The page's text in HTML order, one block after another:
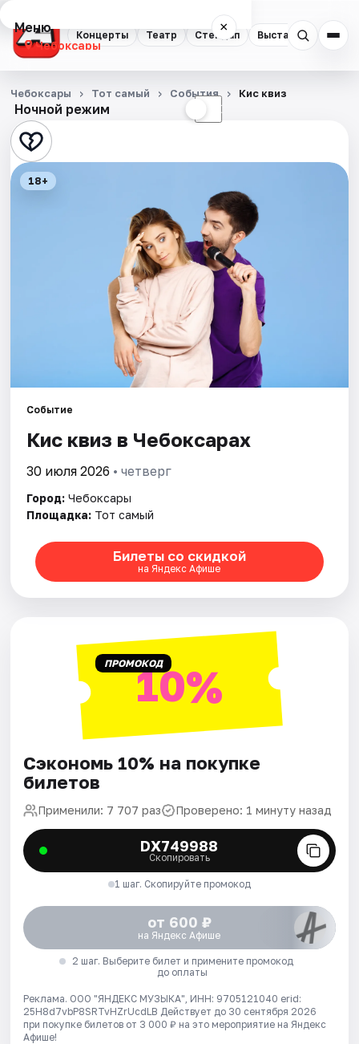
Концерты Театр Стендап Выставки
Меню ×
Чебоксары
Концерты
Театр
Стендап
Рейтинги
Ночной режим ☾
Чебоксары Тот самый События Кис квиз
18+
Событие
Кис квиз в Чебоксарах
30 июля 2026 • четверг
Город: Чебоксары
Площадка: Тот самый
Билеты со скидкой
на Яндекс Афише
ПРОМОКОД10%
Сэкономь 10% на покупке
билетов
Применили: 7 707 раз Проверено: 1 минуту назад
DX749988
Скопировать
1 шаг. Скопируйте промокод
от 600 ₽
на Яндекс Афише
2 шаг. Выберите билет и примените промокод
до оплаты
Реклама. ООО "ЯНДЕКС МУЗЫКА", ИНН: 9705121040 erid:
25H8d7vbP8SRTvHZrUcdLB Действует до 30 сентября 2026
при покупке билетов от 3 000 ₽ на это мероприятие на Яндекс
Афише!